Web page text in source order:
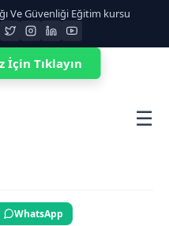
Ve Güvenliği Eğitim kursu
☰
WhatsApp
İçin Tıklayın